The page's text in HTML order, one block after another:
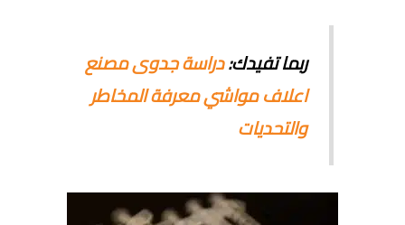
ربما تفيدك:دراسة جدوى مصنع
اعلاف مواشي معرفة المخاطر
والتحديات